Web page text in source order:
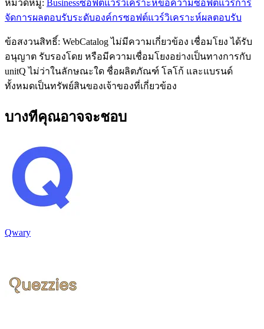
หมวดหมู่: Businessซอฟต์แวร์วิเคราะห์ข้อความซอฟต์แวร์การ
จัดการผลตอบรับระดับองค์กรซอฟต์แวร์วิเคราะห์ผลตอบรับ
ข้อสงวนสิทธิ์: WebCatalog ไม่มีความเกี่ยวข้อง เชื่อมโยง ได้รับ
อนุญาต รับรองโดย หรือมีความเชื่อมโยงอย่างเป็นทางการกับ
unitQ ไม่ว่าในลักษณะใด ชื่อผลิตภัณฑ์ โลโก้ และแบรนด์
ทั้งหมดเป็นทรัพย์สินของเจ้าของที่เกี่ยวข้อง
บางทีคุณอาจจะชอบ
Qwary